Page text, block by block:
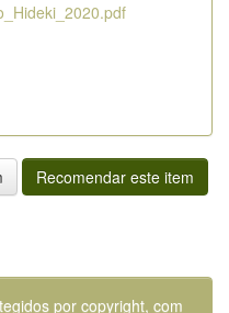
Recomendar este item
por copyright, com